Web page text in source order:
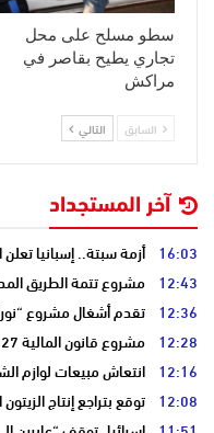
سطو مسلح على محل
تجاري يطيح بقاصر في
مراكش
السابق التالي
آخر المستجداد
16:03 أزمة سبتة.. إسبانيا تعلن
12:43 مشروع تتمة الطريق
12:36 تقدم أشغال مشروع “نور أطلس
12:28 مشروع قانون المالية 2027 .. الحكومة تحدد أولويات المرحلة المقبلة
12:16 انتعاش مبيعات لوازم
12:08 توقع بتراجع إنتاج